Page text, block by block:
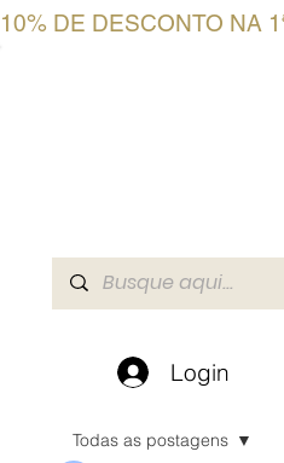
10% DE DESCONTO NA
Login
Todas as postagens